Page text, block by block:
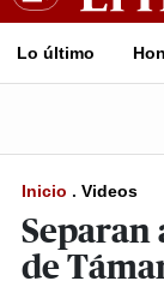
Lo último
Inicio . Videos
Separan
de